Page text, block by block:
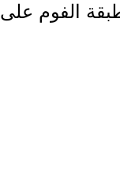
الفوم على